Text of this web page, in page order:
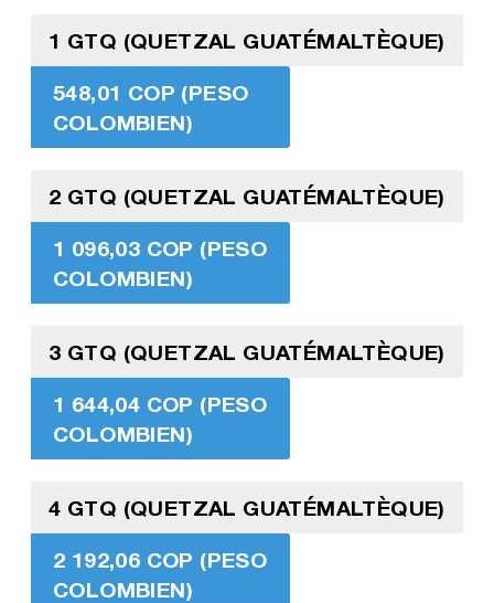
1 GTQ (QUETZAL GUATÉMALTÈQUE)
548,01 COP (PESO
COLOMBIEN)
2 GTQ (QUETZAL GUATÉMALTÈQUE)
1 096,03 COP (PESO
COLOMBIEN)
3 GTQ (QUETZAL GUATÉMALTÈQUE)
1 644,04 COP (PESO
COLOMBIEN)
4 GTQ (QUETZAL GUATÉMALTÈQUE)
2 192,06 COP (PESO
COLOMBIEN)